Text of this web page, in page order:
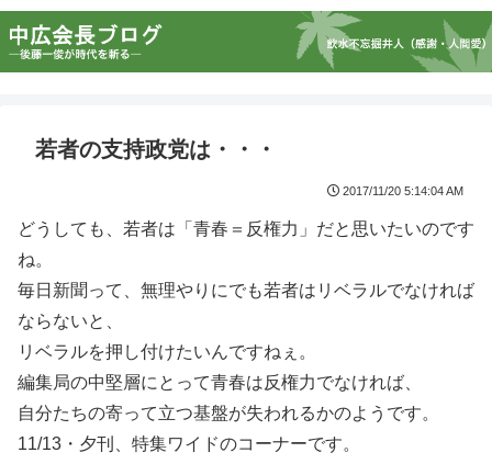
若者の支持政党は・・・
2017/11/20 5:14:04 AM
どうしても、若者は「青春＝反権力」だと思いたいのです
ね。
毎日新聞って、無理やりにでも若者はリベラルでなければ
ならないと、
リベラルを押し付けたいんですねぇ。
編集局の中堅層にとって青春は反権力でなければ、
自分たちの寄って立つ基盤が失われるかのようです。
11/13・夕刊、特集ワイドのコーナーです。